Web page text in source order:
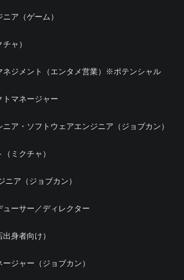
ア（ゲーム）
ャ）
ネジメント（エンタメ営業）※ポテンシャル
トマネージャー
ニア・ソフトウェアエンジニア（ジョブカン）
ミクチャ）
ニア（ジョブカン）
ューサー／ディレクター
身者向け）
ジャー（ジョブカン）